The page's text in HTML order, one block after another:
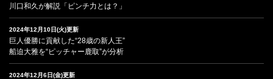
川口和久が解説「ピンチ力とは？」
2024年12月10日(火)更新
巨人優勝に貢献した“28歳の新人王”
船迫大雅を“ピッチャー鹿取”が分析
2024年12月6日(金)更新